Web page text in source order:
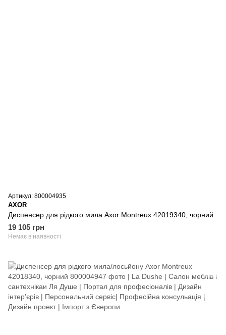
Артикул: 800004935
AXOR
Диспенсер для рідкого мила Axor Montreux 42019340, чорний
19 105 грн
Немає в наявності